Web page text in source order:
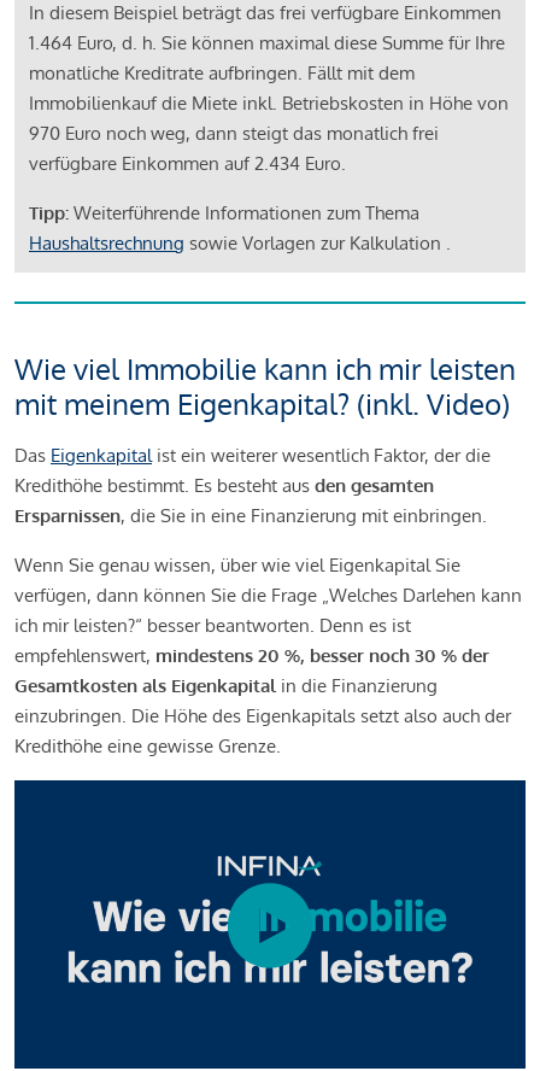
In diesem Beispiel beträgt das frei verfügbare Einkommen
1.464 Euro, d. h. Sie können maximal diese Summe für Ihre
monatliche Kreditrate aufbringen. Fällt mit dem
Immobilienkauf die Miete inkl. Betriebskosten in Höhe von
970 Euro noch weg, dann steigt das monatlich frei
verfügbare Einkommen auf 2.434 Euro.
Tipp: Weiterführende Informationen zum Thema
Haushaltsrechnung sowie Vorlagen zur Kalkulation .
Wie viel Immobilie kann ich mir leisten
mit meinem Eigenkapital? (inkl. Video)
Das Eigenkapitalist ein weiterer wesentlich Faktor, der die
Kredithöhe bestimmt. Es besteht aus den gesamten
Ersparnissen, die Sie in eine Finanzierung mit einbringen.
Wenn Sie genau wissen, über wie viel Eigenkapital Sie
verfügen, dann können Sie die Frage „Welches Darlehen kann
ich mir leisten?“ besser beantworten. Denn es ist
empfehlenswert, mindestens 20 %, besser noch 30 % der
Gesamtkosten als Eigenkapital in die Finanzierung
einzubringen. Die Höhe des Eigenkapitals setzt also auch der
Kredithöhe eine gewisse Grenze.